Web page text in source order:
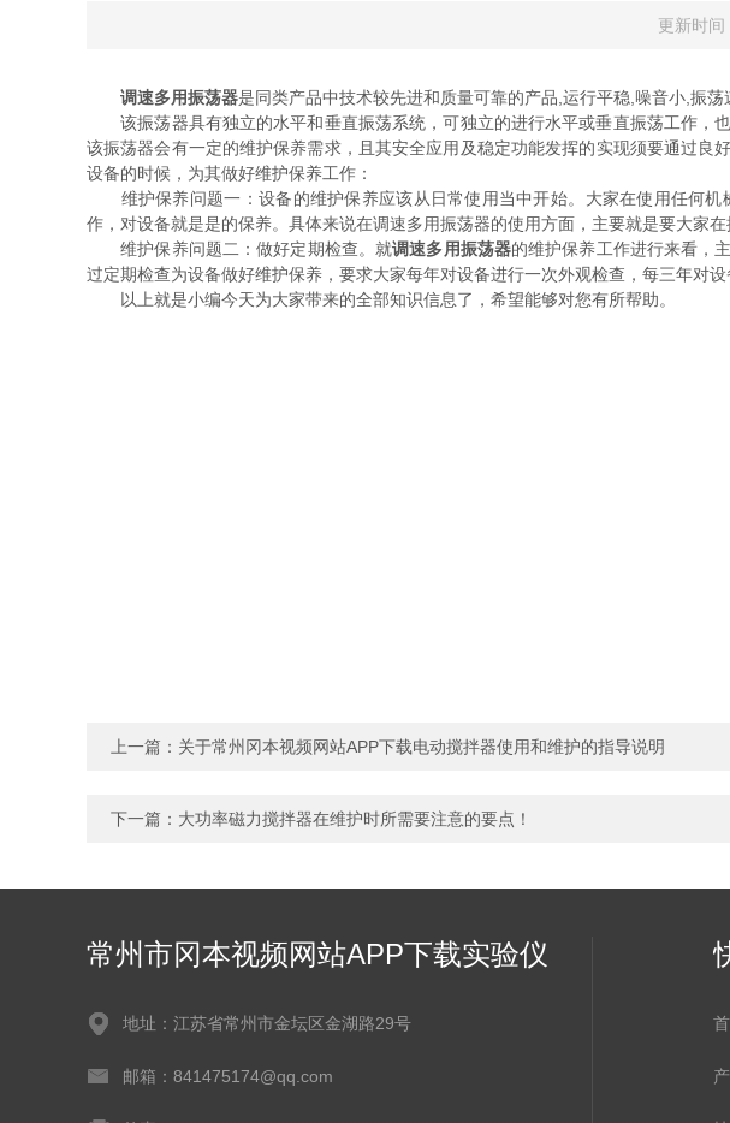
更新时间
调速多用振荡器是同类产品中技术较先进和质量可靠的产品,运行平稳,噪音小,振
该振荡器具有独立的水平和垂直振荡系统，可独立的进行水平或垂直振荡工作，
该振荡器会有一定的维护保养需求，且其安全应用及稳定功能发挥的实现须要通过良
设备的时候，为其做好维护保养工作：
维护保养问题一：设备的维护保养应该从日常使用当中开始。大家在使用任何
作，对设备就是是的保养。具体来说在调速多用振荡器的使用方面，主要就是要大家
维护保养问题二：做好定期检查。就调速多用振荡器的维护保养工作进行来看
过定期检查为设备做好维护保养，要求大家每年对设备进行一次外观检查，每三年对设
以上就是小编今天为大家带来的全部知识信息了，希望能够对您有所帮助。
上一篇： 关于常州冈本视频网站APP下载电动搅拌器使用和维护的指导说明
下一篇： 大功率磁力搅拌器在维护时所需要注意的要点！
常州市冈本视频网站APP下载实验仪
地址：江苏省常州市金坛区金湖路29号
邮箱：841475174@qq.com